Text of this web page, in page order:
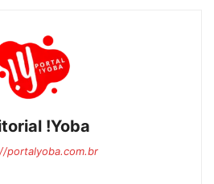
!Yoba
portalyoba.com.br